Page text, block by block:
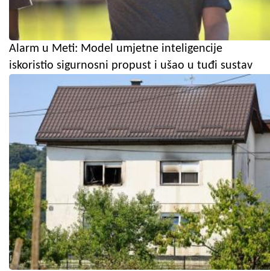
Alarm u Meti: Model umjetne inteligencije
iskoristio sigurnosni propust i ušao u tuđi sustav